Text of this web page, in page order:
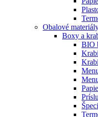
Obalové
Boxy a
BIO